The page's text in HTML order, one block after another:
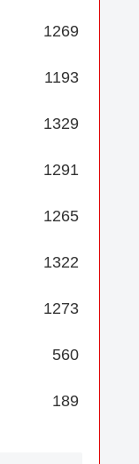
1269
1193
1329
1291
1265
1322
1273
560
189